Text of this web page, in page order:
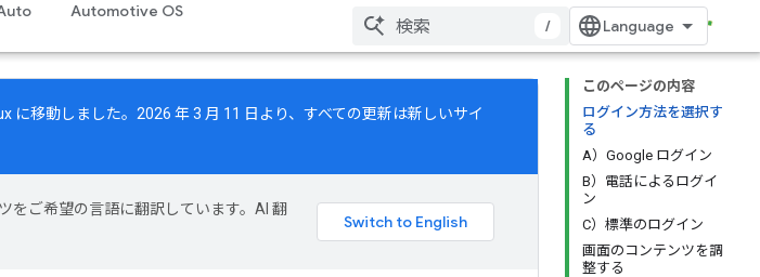
Automotive OS
/
このページの内容
ログイン方法を選択す
る
A）Google ログイン
B）電話によるログイ
ン
C）標準のログイン
画面のコンテンツを調
整する
に移動しました。2026 年 3 月 11 日より、すべての更新は新しいサイ
をご希望の言語に翻訳しています。AI 翻